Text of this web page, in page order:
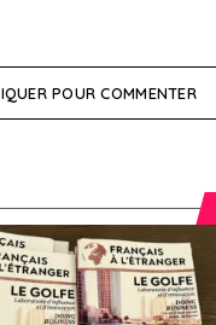
POUR COMMENTER